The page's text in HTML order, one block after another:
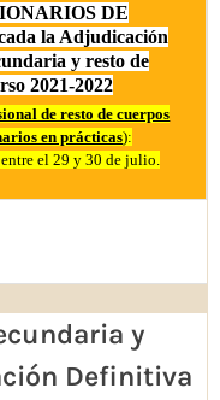
DE
la Adjudicación
y resto de
2021-2022
de resto de cuerpos
en prácticas):
el 29 y 30 de julio.
y
Definitiva